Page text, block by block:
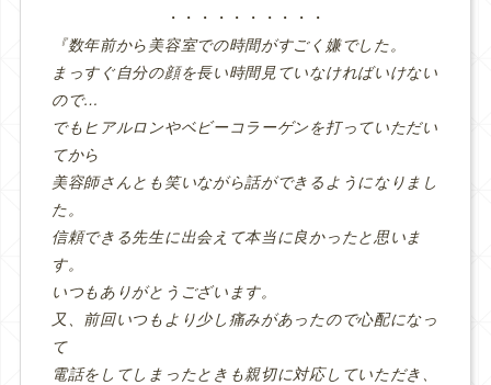
・・・・・・・・・・
『数年前から美容室での時間がすごく嫌でした。
まっすぐ自分の顔を長い時間見ていなければいけない
ので…
でもヒアルロンやベビーコラーゲンを打っていただい
てから
美容師さんとも笑いながら話ができるようになりまし
た。
信頼できる先生に出会えて本当に良かったと思いま
す。
いつもありがとうございます。
又、前回いつもより少し痛みがあったので心配になっ
て
電話をしてしまったときも親切に対応していただき、